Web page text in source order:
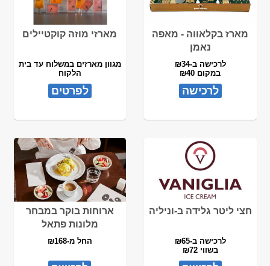
מארז בקלאווה - מאפה
נאמן
לרכישה ב-₪34
במקום ₪40
לרכישה
מארזי מוזה קוקטיילים
מגוון מארזים במשלוח עד בית
הלקוח
לפרטים
חצי ליטר גלידה ב-וניליה
לרכישה ב-₪65
בשווי ₪72
ארוחות בוקר במבחר
מלונות פתאל
החל מ-₪168